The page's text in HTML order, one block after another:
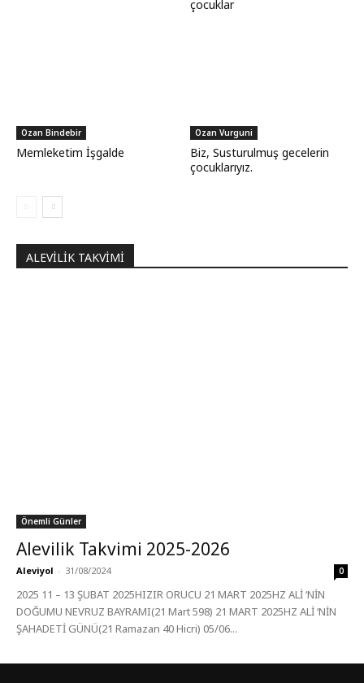
çocuklar
Ozan Bindebir
Memleketim İşgalde
Ozan Vurguni
Biz, Susturulmuş gecelerin
çocuklarıyız.
ALEVILIK TAKVIMI
Önemli Günler
Alevilik Takvimi 2025-2026
Aleviyol - 31/08/2024 0
2025 11 – 13 ŞUBAT 2025HIZIR ORUCU 21 MART 2025HZ ALİ ‘NİN
DOĞUMU NEVRUZ BAYRAMI(21 Mart 598) 21 MART 2025HZ ALİ ‘NİN
ŞAHADETİ GÜNÜ(21 Ramazan 40 Hicri) 05/06...